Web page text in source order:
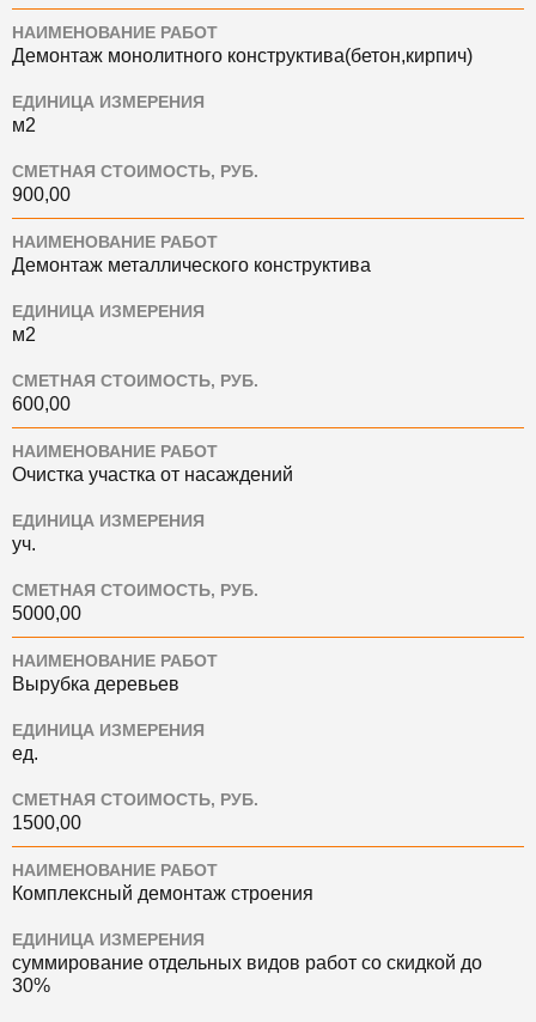
НАИМЕНОВАНИЕ РАБОТ
Демонтаж монолитного конструктива(бетон,кирпич)
ЕДИНИЦА ИЗМЕРЕНИЯ
м2
СМЕТНАЯ СТОИМОСТЬ, РУБ.
900,00
НАИМЕНОВАНИЕ РАБОТ
Демонтаж металлического конструктива
ЕДИНИЦА ИЗМЕРЕНИЯ
м2
СМЕТНАЯ СТОИМОСТЬ, РУБ.
600,00
НАИМЕНОВАНИЕ РАБОТ
Очистка участка от насаждений
ЕДИНИЦА ИЗМЕРЕНИЯ
уч.
СМЕТНАЯ СТОИМОСТЬ, РУБ.
5000,00
НАИМЕНОВАНИЕ РАБОТ
Вырубка деревьев
ЕДИНИЦА ИЗМЕРЕНИЯ
ед.
СМЕТНАЯ СТОИМОСТЬ, РУБ.
1500,00
НАИМЕНОВАНИЕ РАБОТ
Комплексный демонтаж строения
ЕДИНИЦА ИЗМЕРЕНИЯ
суммирование отдельных видов работ со скидкой до
30%